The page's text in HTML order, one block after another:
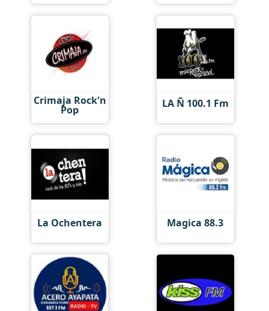
Crimaja Rock'n
Pop LA Ñ 100.1 Fm
La Ochentera Magica 88.3